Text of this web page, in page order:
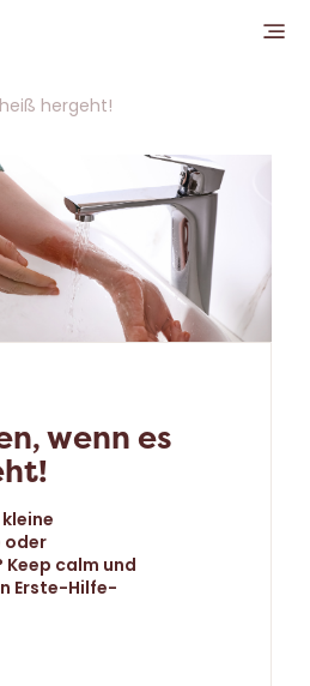
hergeht!
wenn es
oder
Keep calm und
Erste-Hilfe-